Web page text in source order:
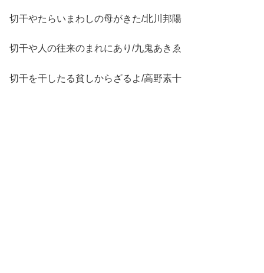
切干やたらいまわしの母がきた/北川邦陽
切干や人の往来のまれにあり/九鬼あきゑ
切干を干したる貧しからざるよ/高野素十